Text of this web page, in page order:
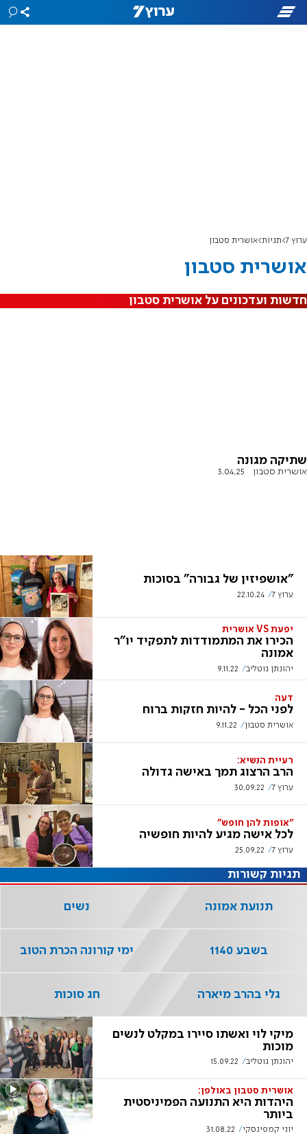
ערוץ 7 תגיות אושרית סטבון
אושרית סטבון
חדשות ועדכונים על אושרית סטבון
שתיקה מגונה
אושרית סטבון 3.04.25
"אושפיזין של גבורה" בסוכות
ערוץ 7 22.10.24
יפעת VS אושרית
הכירו את המתמודדות לתפקיד יו"ר
אמונה
יהונתן גוטליב 9.11.22
דעה
לפני הכל - להיות חזקות ברוח
אושרית סטבון 9.11.22
רעיית הנשיא:
הרב הרצוג תמך באישה גדולה
ערוץ 7 30.09.22
"אופות להן חופש"
לכל אישה מגיע להיות חופשיה
ערוץ 7 25.09.22
מיקי לוי ואשתו סיירו במקלט לנשים
מוכות
יהונתן גוטליב 15.09.22
אושרית סטבון באולפן:
היהדות היא התנועה הפמיניסטית
ביותר
יוני קמפינסקי 31.08.22
תגיות קשורות
תנועת אמונה נשים
בשבע 1140 ימי קורונה הכרת הטוב
גלי בהרב מיארה חג סוכות